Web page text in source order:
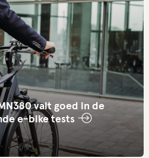
valt goed in de
e-bike tests